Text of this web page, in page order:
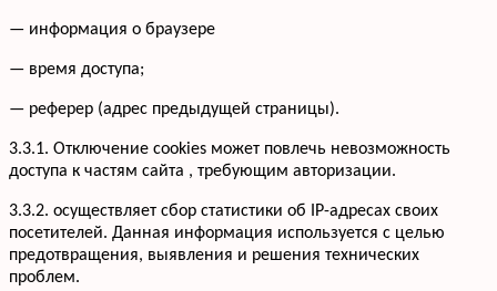
— информация о браузере
— время доступа;
— реферер (адрес предыдущей страницы).
3.3.1. Отключение cookies может повлечь невозможность
доступа к частям сайта , требующим авторизации.
3.3.2. осуществляет сбор статистики об IP-адресах своих
посетителей. Данная информация используется с целью
предотвращения, выявления и решения технических
проблем.